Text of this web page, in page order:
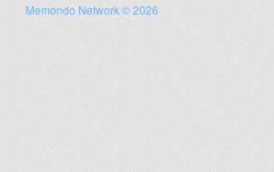
Memondo Network © 2026